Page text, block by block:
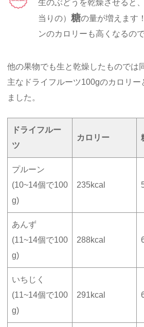
生のぶどうを乾燥させると
当りの）糖の量が増えます
ンのカロリーも高くなるので
他の果物でも生と乾燥したものでは
主なドライフルーツ100gのカロリー
ました。
ドライフルー
ツ
カロリー
プルーン
(10~14個で100
g)
235kcal
あんず
(11~14個で100
g)
288kcal
いちじく
(11~14個で100
g)
291kcal